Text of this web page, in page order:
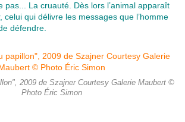
pas... La cruauté. Dès lors l’animal apparaît
celui qui délivre les messages que l’homme
défendre.
2009 de Szajner Courtesy Galerie Maubert ©
Photo Éric Simon